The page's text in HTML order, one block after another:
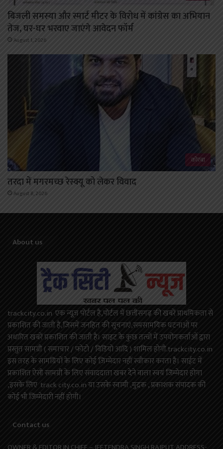
बिजली समस्या और स्मार्ट मीटर के विरोध में कांग्रेस का अभियान
तेज, घर-घर भरवाए जाएंगे आवेदन फॉर्म
August 1, 2026
कोरबा
तरदा में मगरमच्छ रेस्क्यू को लेकर विवाद
August 8, 2026
About us
trackcity.co.in एक न्यूज़ पोर्टल है,पोर्टल में छत्तीसगढ़ की खबरें प्राथमिकता से
प्रकाशित की जाती है,जिसमें जनहित की सूचनाएं,समसामयिक घटनाओं पर
अधारित खबरें प्रकाशित की जाती है। साइट के कुछ तत्वों में उपयोगकर्ताओं द्वारा
प्रस्तुत सामग्री ( समाचार / फोटो / विडियो आदि ) शामिल होगी.trackcity.co.in
इस तरह के सामग्रियों के लिए कोई ज़िम्मेदार नहीं स्वीकार करता है। साईट में
प्रकाशित ऐसी सामग्री के लिए संवाददाता खबर देने वाला स्वयं जिम्मेदार होगा
,इसके लिए track city.co.in या उसके स्वामी ,मुद्रक , प्रकाशक संपादक की
कोई भी जिम्मेदारी नहीं होगी।
Contact us